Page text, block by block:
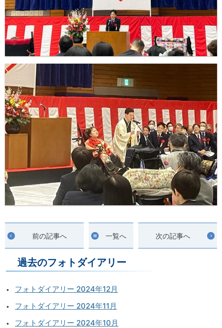
前の記事へ 一覧へ 次の記事へ
過去のフォトダイアリー
フォトダイアリー 2024年12月
フォトダイアリー 2024年11月
フォトダイアリー 2024年10月